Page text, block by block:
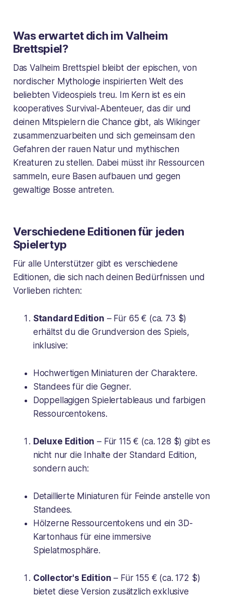
Was erwartet dich imValheim
Brettspiel?
DasValheim Brettspiel
bleibt der epischen, von
nordischer Mythologie inspirierten Welt des
beliebten Videospiels treu. Im Kern ist es ein
kooperatives Survival-Abenteuer, das dir und
deinen Mitspielern die Chance gibt, als Wikinger
zusammenzuarbeiten und sich gemeinsam den
Gefahren der rauen Natur und mythischen
Kreaturen zu stellen. Dabei müsst ihr Ressourcen
sammeln, eure Basen aufbauen und gegen
gewaltige Bosse antreten.
Verschiedene Editionen für jeden
Spielertyp
Für alle Unterstützer gibt es verschiedene
Editionen, die sich nach deinen Bedürfnissen und
Vorlieben richten:
Standard Edition – Für 65 € (ca. 73 $)
erhältst du die Grundversion des Spiels,
inklusive:
Hochwertigen Miniaturen der Charaktere.
Standees für die Gegner.
Doppellagigen Spielertableaus und farbigen
Ressourcentokens.
Deluxe Edition – Für 115 € (ca. 128 $) gibt es
nicht nur die Inhalte der Standard Edition,
sondern auch:
Detaillierte Miniaturen für Feinde anstelle von
Standees.
Hölzerne Ressourcentokens und ein 3D-
Kartonhaus für eine immersive
Spielatmosphäre.
Collector's Edition – Für 155 € (ca. 172 $)
bietet diese Version zusätzlich exklusive